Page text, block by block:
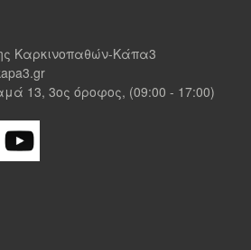
Καρκινοπαθών-Κάπα3
13, 3ος όροφος, (09:00 - 17:00)